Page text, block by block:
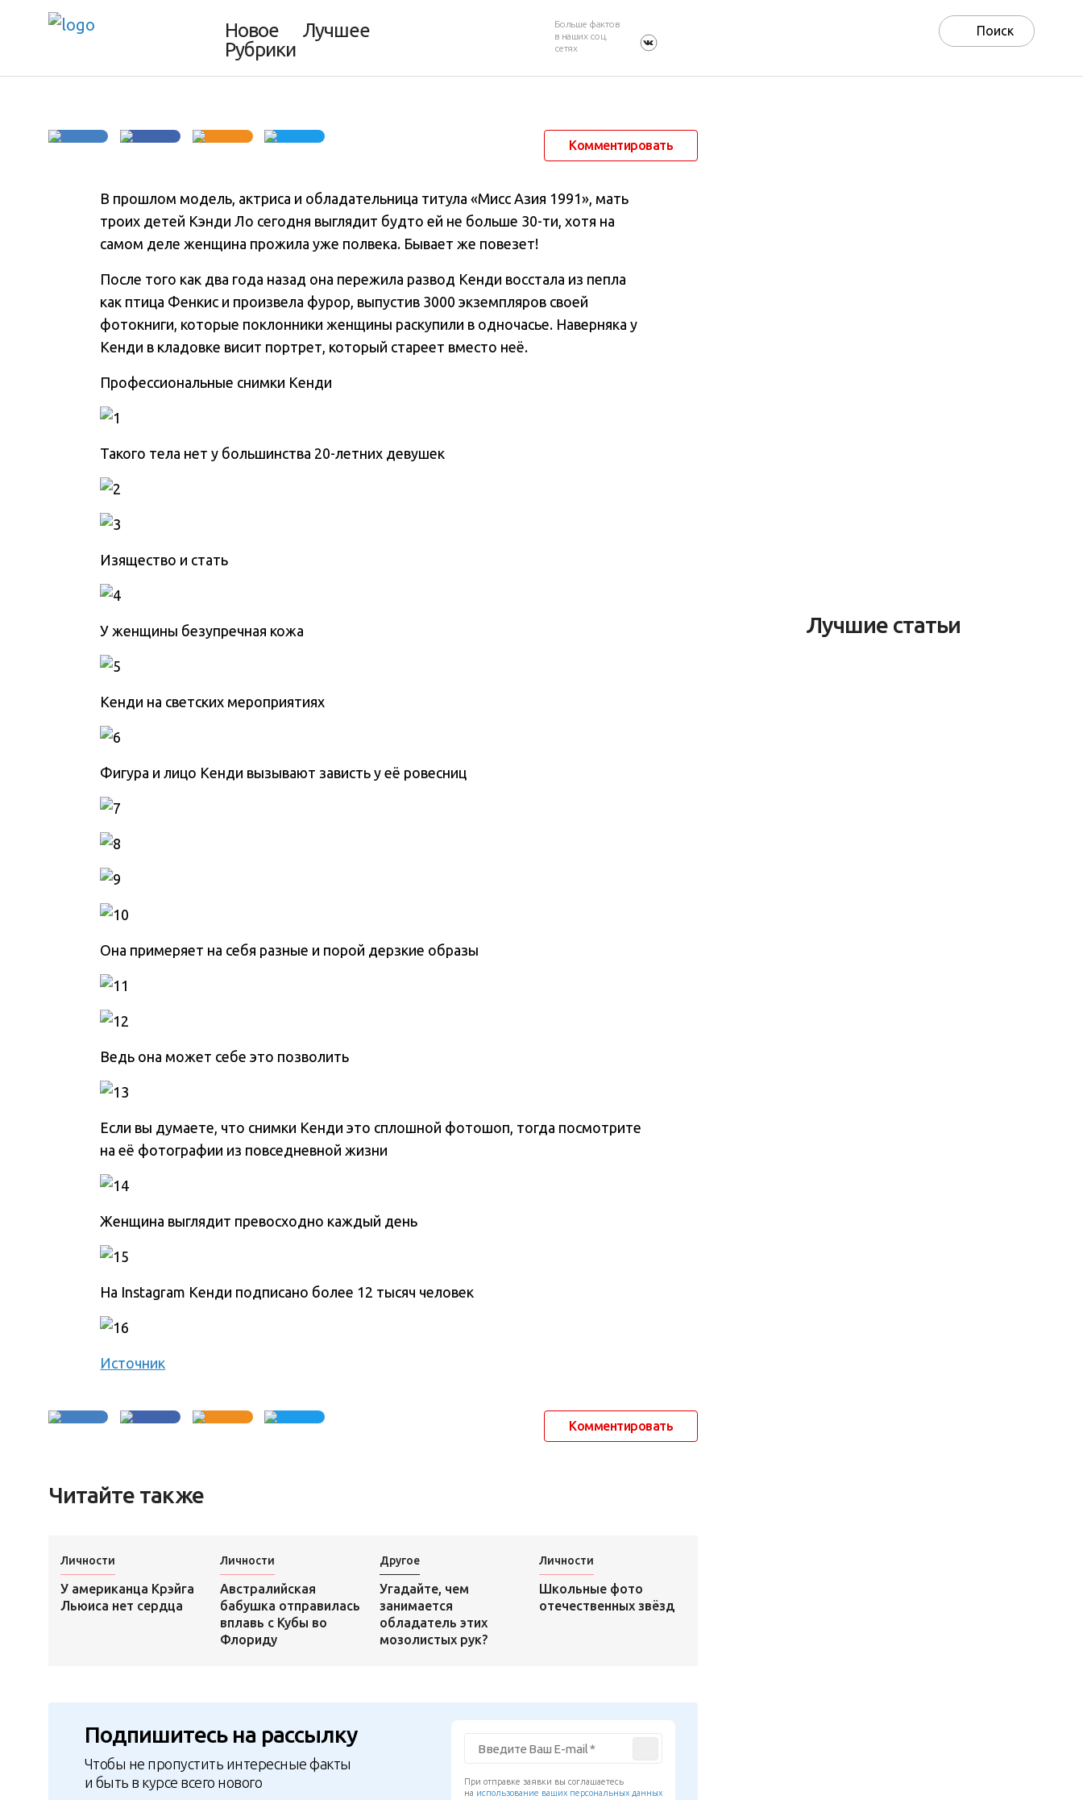
Новое
Лучшее
Рубрики
Больше фактов
в наших соц.
сетях
на 20
Комментировать
В прошлом модель, актриса и обладательница титула «Мисс Азия 1991», мать
троих детей Кэнди Ло сегодня выглядит будто ей не больше 30-ти, хотя на
самом деле женщина прожила уже полвека. Бывает же повезет!
После того как два года назад она пережила развод Кенди восстала из пепла
как птица Фенкис и произвела фурор, выпустив 3000 экземпляров своей
фотокниги, которые поклонники женщины раскупили в одночасье. Наверняка у
Кенди в кладовке висит портрет, который стареет вместо неё.
Профессиональные снимки Кенди
Такого тела нет у большинства 20-летних девушек
Изящество и стать
У женщины безупречная кожа
Кенди на светских мероприятиях
Фигура и лицо Кенди вызывают зависть у её ровесниц
Она примеряет на себя разные и порой дерзкие образы
Ведь она может себе это позволить
Если вы думаете, что снимки Кенди это сплошной фотошоп, тогда посмотрите
на её фотографии из повседневной жизни
Женщина выглядит превосходно каждый день
На Instagram Кенди подписано более 12 тысяч человек
Источник
Комментировать
Читайте также
Личности
У американца Крэйга
Льюиса нет сердца
Личности
Австралийская
бабушка отправилась
вплавь с Кубы во
Флориду
Другое
Угадайте, чем
занимается
обладатель этих
мозолистых рук?
Личности
Школьные фото
отечественных звёзд
Подпишитесь на рассылку
Чтобы не пропустить интересные факты
и быть в курсе всего нового
При отправке заявки вы соглашаетесь
на использование ваших персональных данных
Лучшие статьи